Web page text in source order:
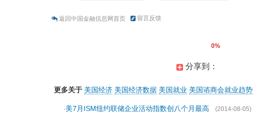
返回中国金融信息网首页 留言反馈
0%
分享到：
更多关于 美国经济 美国经济数据 美国就业 美国谘商会就业趋
·美7月ISM纽约联储企业活动指数创八个月最高
(2014-08-05)